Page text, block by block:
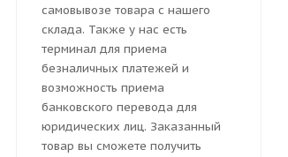
самовывозе товара с нашего
склада. Также у нас есть
терминал для приема
безналичных платежей и
возможность приема
банковского перевода для
юридических лиц. Заказанный
товар вы сможете получить